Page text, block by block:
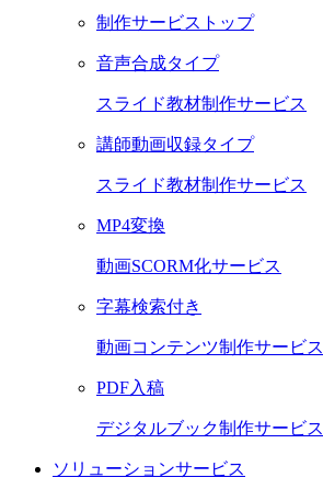
制作サービストップ
音声合成タイプ
スライド教材制作サービス
講師動画収録タイプ
スライド教材制作サービス
MP4変換
動画SCORM化サービス
字幕検索付き
動画コンテンツ制作サービス
PDF入稿
デジタルブック制作サービス
ソリューションサービス